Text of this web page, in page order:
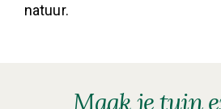
natuur.
Maak je tuin